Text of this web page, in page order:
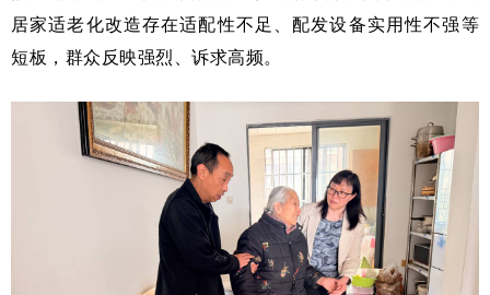
居家适老化改造存在适配性不足、配发设备实用性不强等
短板，群众反映强烈、诉求高频。